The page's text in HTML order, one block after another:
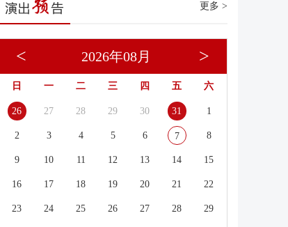
更多 >
2026年08月
< >
日 一 二 三 四 五 六
26 27 28 29 30 31 1
2 3 4 5 6 7 8
9 10 11 12 13 14 15
16 17 18 19 20 21 22
23 24 25 26 27 28 29